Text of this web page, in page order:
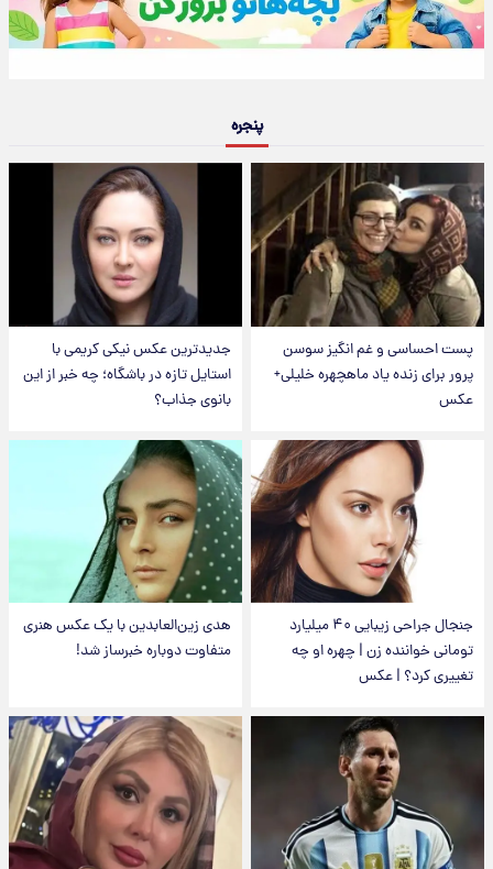
پنجره
پست احساسی و غم انگیز سوسن
پرور برای زنده یاد ماهچهره خلیلی+
عکس
جدیدترین عکس نیکی کریمی با
استایل تازه در باشگاه؛ چه خبر از این
بانوی جذاب؟
جنجال جراحی زیبایی ۴۰ میلیارد
تومانی خواننده زن | چهره او چه
تغییری کرد؟ | عکس
هدی زین‌العابدین با یک عکس هنری
متفاوت دوباره خبرساز شد!